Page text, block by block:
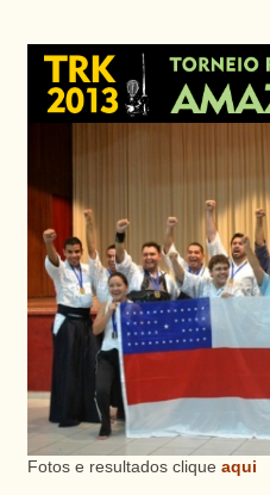
Fotos e resultados clique aqui